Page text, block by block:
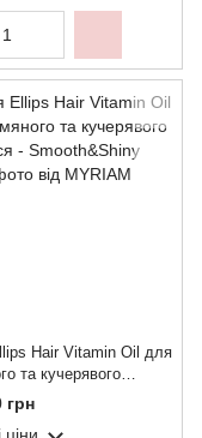
Hair Vitamin Oil для
та кучерявого
- Smooth&Shiny
грн